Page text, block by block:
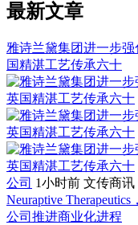
最新文章
雅诗兰黛集团进一步
国精湛工艺传承六十
公司 1小时前 文传商讯
Neuraptive
公司推进商业化进程